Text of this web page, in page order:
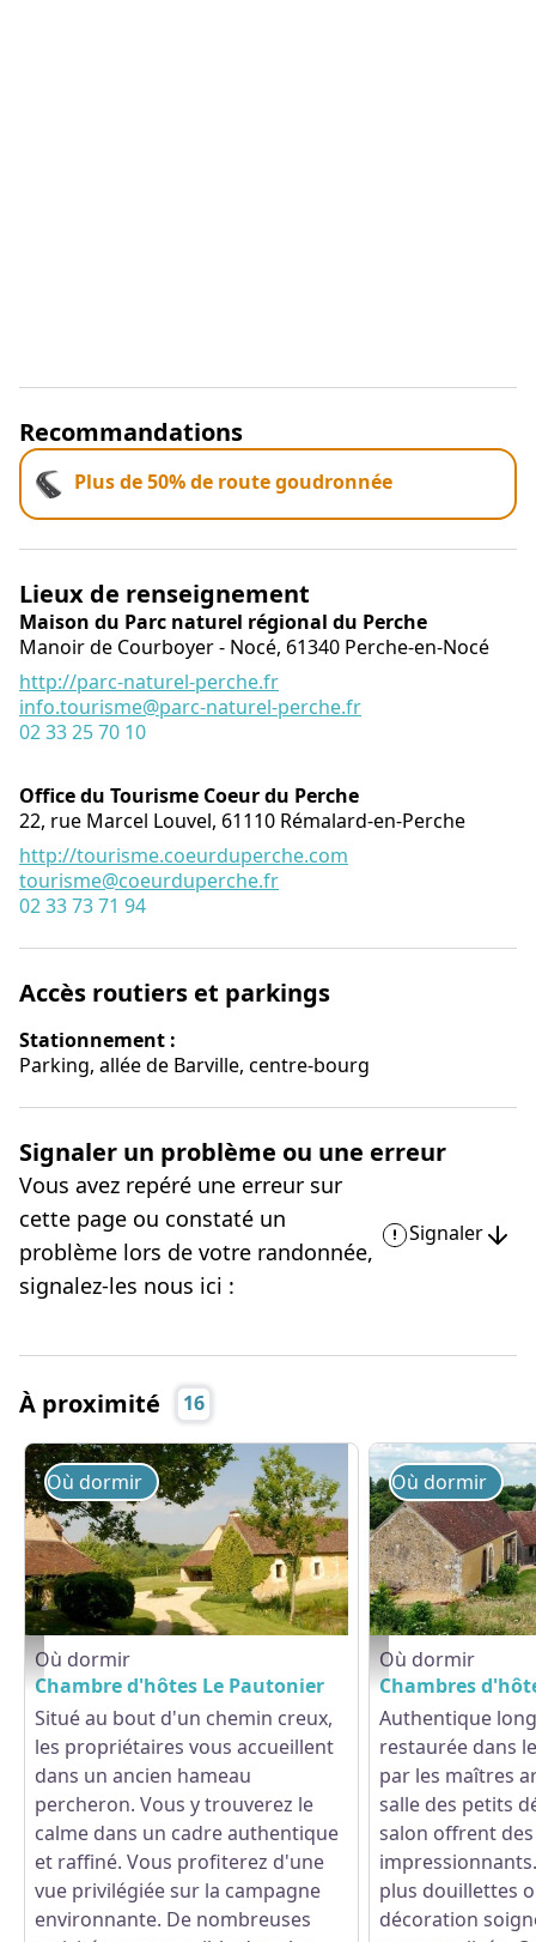
Recommandations
Plus de 50% de route goudronnée
Lieux de renseignement
Maison du Parc naturel régional du Perche
Manoir de Courboyer - Nocé, 61340 Perche-en-Nocé
http://parc-naturel-perche.fr
info.tourisme@parc-naturel-perche.fr
02 33 25 70 10
Office du Tourisme Coeur du Perche
22, rue Marcel Louvel, 61110 Rémalard-en-Perche
http://tourisme.coeurduperche.com
tourisme@coeurduperche.fr
02 33 73 71 94
Accès routiers et parkings
Stationnement :
Parking, allée de Barville, centre-bourg
Signaler un problème ou une erreur
Vous avez repéré une erreur sur
cette page ou constaté un
problème lors de votre randonnée,
signalez-les nous ici :
Signaler
À proximité 16
Le Pautonier - ST AUBIN DES GROIS
Où dormir
Où dormir
Chambre d'hôtes Le Pautonier
Situé au bout d'un chemin creux,
les propriétaires vous accueillent
dans un ancien hameau
percheron. Vous y trouverez le
calme dans un cadre authentique
et raffiné. Vous profiterez d'une
vue privilégiée sur la campagne
environnante. De nombreuses
La Bidannerie - ©
Où dormir
Où dormir
Chambres
Authentique
restaurée dans
par les maîtres
salle des petits
salon offrent
plus douillettes
décoration